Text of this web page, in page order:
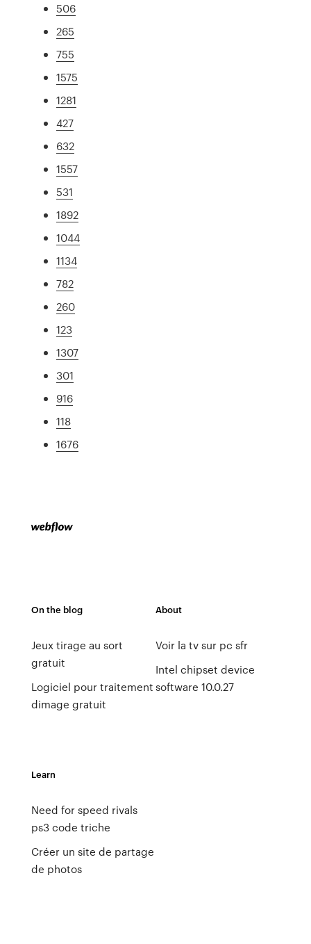
506
265
755
1575
1281
427
632
1557
531
1892
1044
1134
782
260
123
1307
301
916
118
1676
On the blog
Jeux tirage au sort
gratuit
Logiciel pour traitement
dimage gratuit
About
Voir la tv sur pc sfr
Intel chipset device
software 10.0.27
Learn
Need for speed rivals
ps3 code triche
Créer un site de partage
de photos